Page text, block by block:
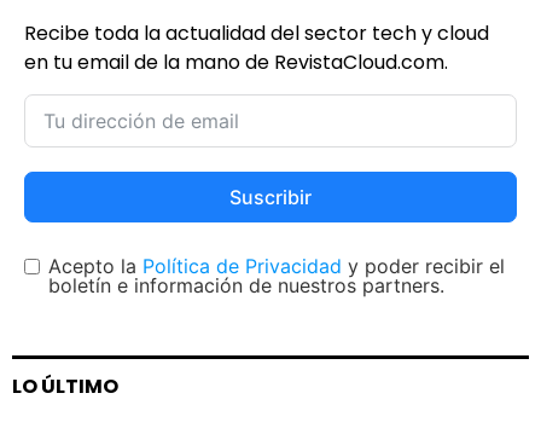
Recibe toda la actualidad del sector tech y cloud
en tu email de la mano de RevistaCloud.com.
Suscribir
Acepto la Política de Privacidad y poder recibir el
boletín e información de nuestros partners.
LO ÚLTIMO